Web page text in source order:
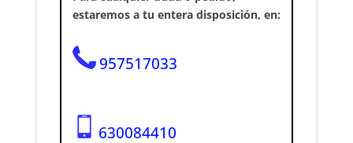
estaremos a tu entera disposición, en:
957517033
630084410